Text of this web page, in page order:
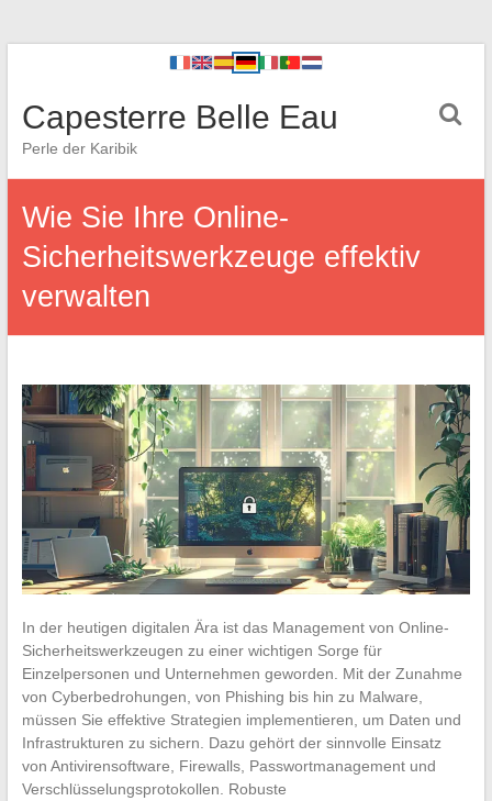
Capesterre Belle Eau
Perle der Karibik
Wie Sie Ihre Online-
Sicherheitswerkzeuge effektiv
verwalten
In der heutigen digitalen Ära ist das Management von Online-
Sicherheitswerkzeugen zu einer wichtigen Sorge für
Einzelpersonen und Unternehmen geworden. Mit der Zunahme
von Cyberbedrohungen, von Phishing bis hin zu Malware,
müssen Sie effektive Strategien implementieren, um Daten und
Infrastrukturen zu sichern. Dazu gehört der sinnvolle Einsatz
von Antivirensoftware, Firewalls, Passwortmanagement und
Verschlüsselungsprotokollen. Robuste